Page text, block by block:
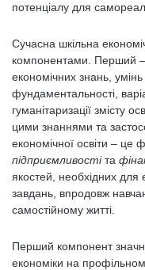
потенціалу для
Сучасна шкільна
компонентами. Перший
економічних знань,
фундаментальності,
гуманітаризації змісту
цими знаннями та
економічної освіти – це
підприємливостіта
якостей, необхідних для
завдань, впродовж
самостійному житті.
Перший компонент
економіки на